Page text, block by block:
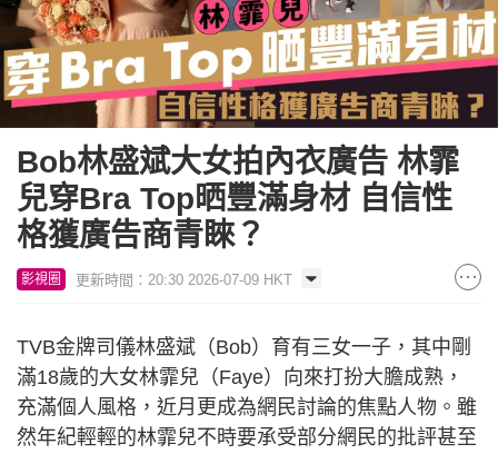
Bob林盛斌大女拍內衣廣告 林霏
兒穿Bra Top晒豐滿身材 自信性
格獲廣告商青睞？
影視圈 更新時間：20:30 2026-07-09 HKT
TVB金牌司儀林盛斌（Bob）育有三女一子，其中剛
滿18歲的大女林霏兒（Faye）向來打扮大膽成熟，
充滿個人風格，近月更成為網民討論的焦點人物。雖
然年紀輕輕的林霏兒不時要承受部分網民的批評甚至